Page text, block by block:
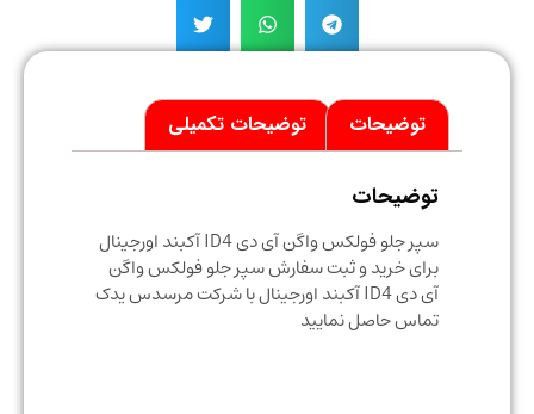
توضیحات توضیحات تکمیلی
توضیحات
سپر جلو فولکس واگن آی دی ID4 آکبند اورجینال
برای خرید و ثبت سفارش سپر جلو فولکس واگن
آی دی ID4 آکبند اورجینال با شرکت مرسدس یدک
تماس حاصل نمایید